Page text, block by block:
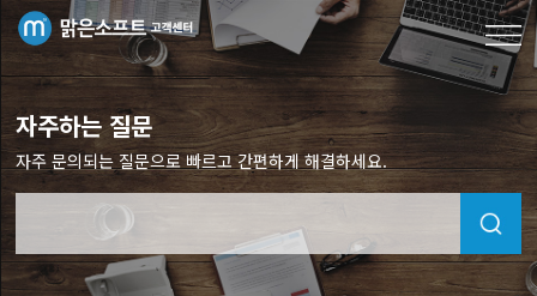
자주하는 질문
자주 문의되는 질문으로 빠르고 간편하게 해결하세요.